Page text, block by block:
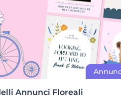
Annunci Floreali